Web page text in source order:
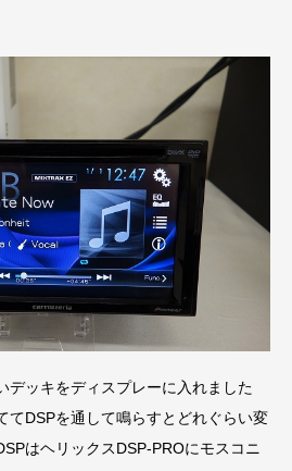
デッキをディスプレーに入れました
てDSPを通して鳴らすとどれぐらい変
はヘリックスDSP-PROにモスコニ